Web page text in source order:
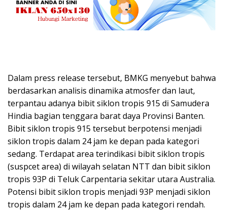
Dalam press release tersebut, BMKG menyebut bahwa
berdasarkan analisis dinamika atmosfer dan laut,
terpantau adanya bibit siklon tropis 915 di Samudera
Hindia bagian tenggara barat daya Provinsi Banten.
Bibit siklon tropis 915 tersebut berpotensi menjadi
siklon tropis dalam 24 jam ke depan pada kategori
sedang. Terdapat area terindikasi bibit siklon tropis
(suspcet area) di wilayah selatan NTT dan bibit siklon
tropis 93P di Teluk Carpentaria sekitar utara Australia.
Potensi bibit siklon tropis menjadi 93P menjadi siklon
tropis dalam 24 jam ke depan pada kategori rendah.